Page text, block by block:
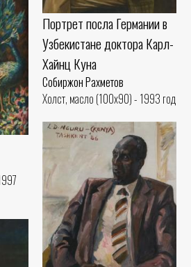
Портрет посла Германии в
Узбекистане доктора Карл-
Хайнц Куна
Собиржон Рахметов
Холст, масло (100x90) - 1993 год